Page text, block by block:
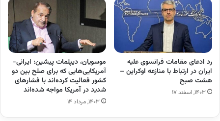
رد ادعای مقامات فرانسوی علیه
ایران در ارتباط با منازعه اوکراین –
هشت صبح
۱۴۰۳, اسفند ۱۷
موسویان، دیپلمات پیشین: ایرانی-
آمریکایی‌هایی که برای صلح بین دو
کشور فعالیت کرده‌اند با فشار‌های
شدید در آمریکا مواجه شده‌اند
۱۴۰۳, مرداد ۱۴